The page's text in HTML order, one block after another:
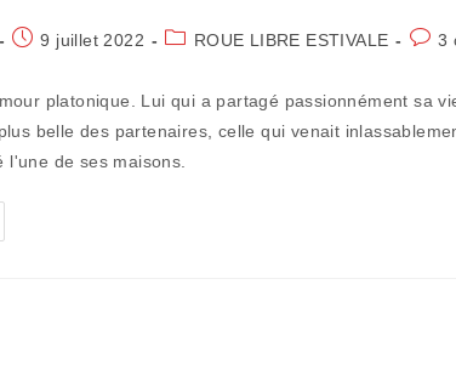
Publication
9 juillet 2022
PostROUE LIBRE ESTIVALE 3
platonique. Lui qui a partagé passionnément sa
belle des partenaires, celle qui venait
de ses maisons.